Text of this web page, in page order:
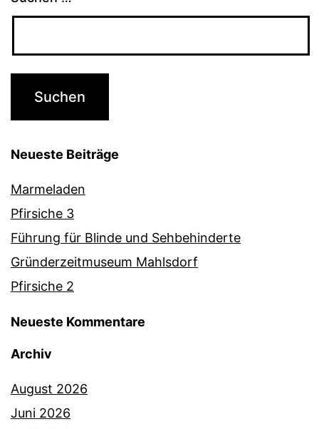
Neueste Beiträge
Marmeladen
Pfirsiche 3
Führung für Blinde und Sehbehinderte
Gründerzeitmuseum Mahlsdorf
Pfirsiche 2
Neueste Kommentare
Archiv
August 2026
Juni 2026